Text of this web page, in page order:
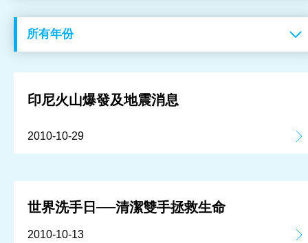
關於我們
訊息中心
最新消息
印尼火山爆發及地震消息
2010-10-29
世界洗手日──清潔雙手拯救生命
2010-10-13